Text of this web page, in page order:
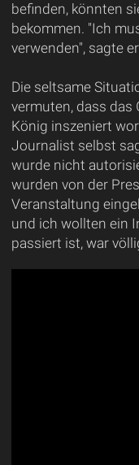
befinden, könnten
bekommen. "Ich
verwenden", sagte
Die seltsame
vermuten, dass das
König inszeniert
Journalist selbst
wurde nicht
wurden von der
Veranstaltung
und ich wollten ein
passiert ist, war